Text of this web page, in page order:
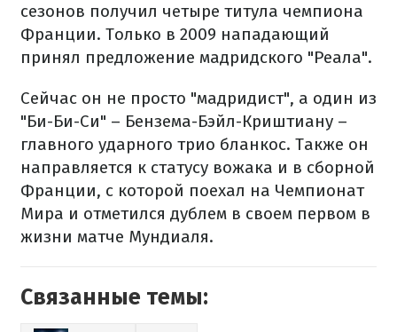
сезонов получил четыре титула чемпиона
Франции. Только в 2009 нападающий
принял предложение мадридского "​​Реала".
Сейчас он не просто "мадридист", а один из
"Би-Би-Си" – Бензема-Бэйл-Криштиану –
главного ударного трио бланкос. Также он
направляется к статусу вожака и в сборной
Франции, с которой поехал на Чемпионат
Мира и отметился дублем в своем первом в
жизни матче Мундиаля.
Связанные темы: